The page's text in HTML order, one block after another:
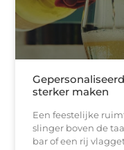
sterker maken
Een feestelijke
slinger boven de
bar of een rij